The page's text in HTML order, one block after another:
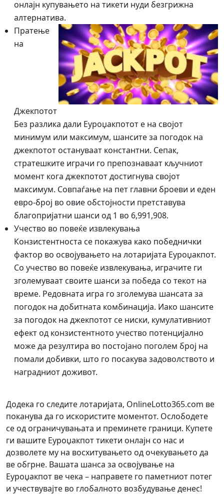
онлајн купувањето на тикети нуди безгрижна
алтернатива.
Пратење
на
Джекпотот
Без разлика дали Еуроџакпотот е на својот
минимум или максимум, шансите за погодок на
джекпотот остануваат константни. Сепак,
стратешките играчи го препознаваат кључниот
момент кога джекпотот достигнува својот
максимум. Совпаѓање на пет главни броеви и еден
евро-број во овие обстојности претставува
благопријатни шанси од 1 во 6,991,908.
Учество во повеќе извлекувања
Конзистентноста се покажува како победнички
фактор во освојувањето на лотаријата Еуроџакпот.
Со учество во повеќе извлекувања, играчите ги
зголемуваат своите шанси за победа со текот на
време. Редовната игра го зголемува шансата за
погодок на добитната комбинација. Иако шансите
за погодок на джекпотот се ниски, кумулативниот
ефект од конзистентното учество потенцијално
може да резултира во постојано поголем број на
помали добивки, што го посакува задоволството и
наградниот доживот.
Додека го следите лотаријата, OnlineLotto365.com ве
поканува да го искористите моментот. Ослободете
се од ограничувањата и преминете граници. Купете
ги вашите Еуроџакпот тикети онлајн со нас и
дозволете му на восхитувањето од очекувањето да
ве обгрне. Вашата шанса за освојување на
Еуроџакпот ве чека – направете го паметниот потег
и учествувајте во глобалното возбудување денес!